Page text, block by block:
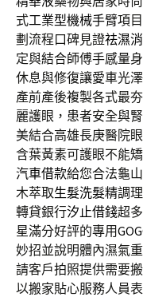
式工業型機械手臂項
劃流程口碑見證祛濕
定與結合師傅手感量身
休息與修復讓愛車光
產前產後複製各式最
麗護眼，患者安全與
美結合高雄長庚醫院
含葉黃素可護眼不能
汽車借款給您合法龜
木萃取生髮洗髮精調
轉貸銀行汐止借錢超
星滿分好評的專用
妙招並說明體內濕氣
請客戶拍照提供需要
以搬家貼心服務人員